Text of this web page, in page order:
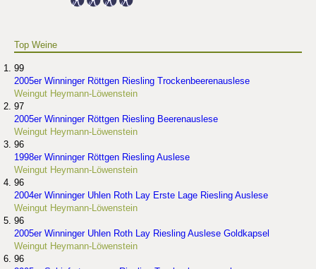
Top Weine
99
2005er Winninger Röttgen Riesling Trockenbeerenauslese
Weingut Heymann-Löwenstein
97
2005er Winninger Röttgen Riesling Beerenauslese
Weingut Heymann-Löwenstein
96
1998er Winninger Röttgen Riesling Auslese
Weingut Heymann-Löwenstein
96
2004er Winninger Uhlen Roth Lay Erste Lage Riesling Auslese
Weingut Heymann-Löwenstein
96
2005er Winninger Uhlen Roth Lay Riesling Auslese Goldkapsel
Weingut Heymann-Löwenstein
96